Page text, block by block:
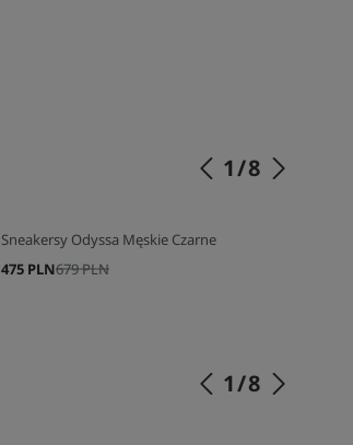
1/8
Sneakersy Odyssa Męskie Czarne
679 PLN
475 PLN
1/8